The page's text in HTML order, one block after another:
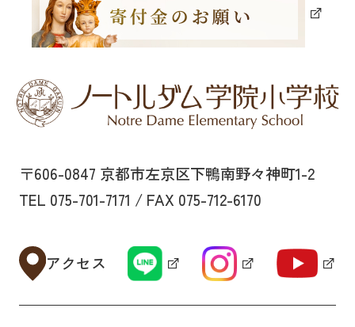
〒606-0847 京都市左京区下鴨南野々神町1-2
TEL 075-701-7171 / FAX 075-712-6170
アクセス